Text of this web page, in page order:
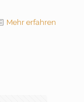
Mehr erfahren